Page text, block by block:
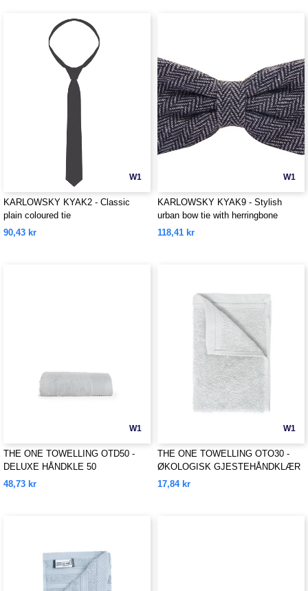
W1
KARLOWSKY KYAK2 - Classic
plain coloured tie
90,43 kr
W1
KARLOWSKY KYAK9 - Stylish
urban bow tie with herringbone
pattern
118,41 kr
W1
THE ONE TOWELLING OTD50 -
DELUXE HÅNDKLE 50
48,73 kr
W1
THE ONE TOWELLING OTO30 -
ØKOLOGISK GJESTEHÅNDKLÆR
17,84 kr